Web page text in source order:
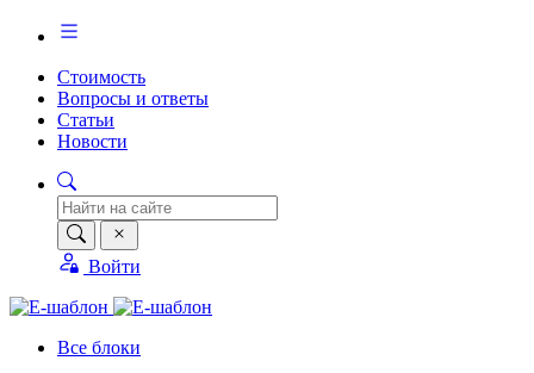
Стоимость
Вопросы и ответы
Статьи
Новости
Войти
Все блоки